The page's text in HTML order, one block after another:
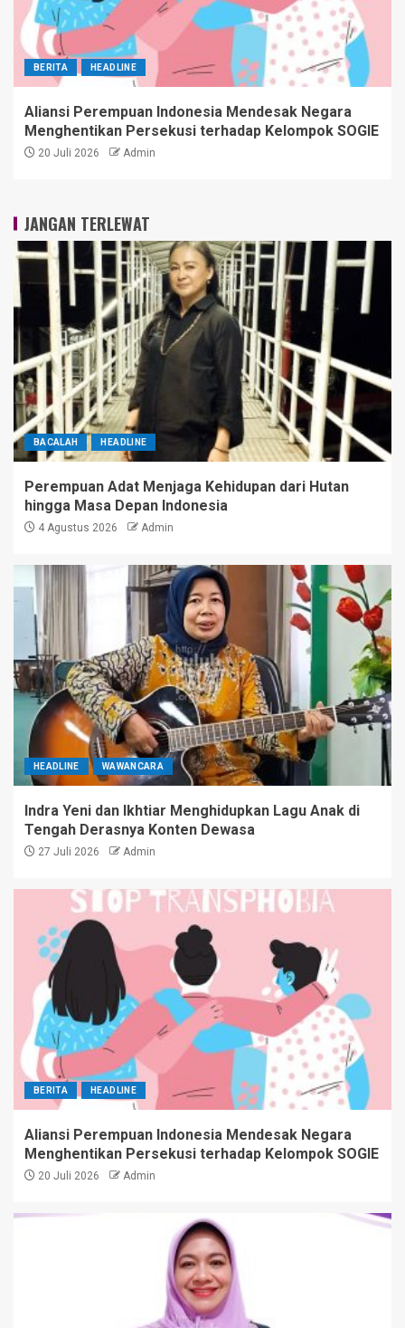
BERITA HEADLINE
Aliansi Perempuan Indonesia Mendesak Negara
Menghentikan Persekusi terhadap Kelompok SOGIE
20 Juli 2026 Admin
JANGAN TERLEWAT
BACALAH HEADLINE
Perempuan Adat Menjaga Kehidupan dari Hutan
hingga Masa Depan Indonesia
4 Agustus 2026 Admin
HEADLINE WAWANCARA
Indra Yeni dan Ikhtiar Menghidupkan Lagu Anak di
Tengah Derasnya Konten Dewasa
27 Juli 2026 Admin
BERITA HEADLINE
Aliansi Perempuan Indonesia Mendesak Negara
Menghentikan Persekusi terhadap Kelompok SOGIE
20 Juli 2026 Admin